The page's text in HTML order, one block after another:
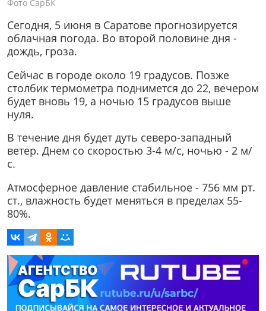
Фото СарБК
Сегодня, 5 июня в Саратове прогнозируется
облачная погода. Во второй половине дня -
дождь, гроза.
Сейчас в городе около 19 градусов. Позже
столбик термометра поднимется до 22, вечером
будет вновь 19, а ночью 15 градусов выше
нуля.
В течение дня будет дуть северо-западный
ветер. Днем со скоростью 3-4 м/с, ночью - 2 м/
с.
Атмосферное давление стабильное - 756 мм рт.
ст., влажность будет меняться в пределах 55-
80%.